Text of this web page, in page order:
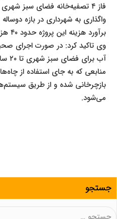
فاز ۴ تصفیه‌خانه فضای سبز
واگذاری به شهرداری در بازه
برآورد هزینه این پروژه حدود ۴۰ هزار میلیارد ریال است.
وی تاکید کرد: در صورت اجرای
آب
منابعی که به جای استفاده از
بازچرخانی شده و از طریق
می‌شود.
جستجو
جستجو